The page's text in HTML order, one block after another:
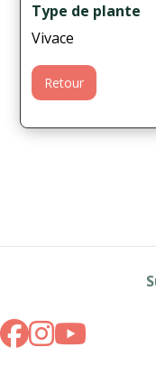
Type de plante
Vivace
Retour